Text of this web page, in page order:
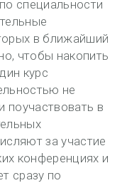
специальности
в ближайший
чтобы накопить
курс
не
поучаствовать в
за участие
конференциях и
сразу по